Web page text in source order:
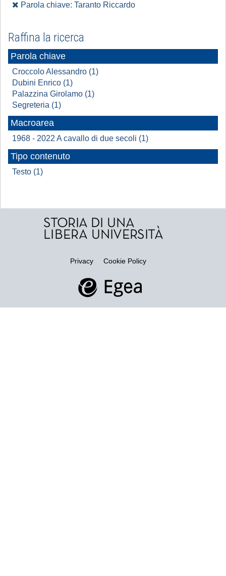
Parola chiave: Taranto Riccardo
Raffina la ricerca
Parola chiave
Croccolo Alessandro (1)
Dubini Enrico (1)
Palazzina Girolamo (1)
Segreteria (1)
Macroarea
1968 - 2022 A cavallo di due secoli (1)
Tipo contenuto
Testo (1)
Privacy Cookie Policy